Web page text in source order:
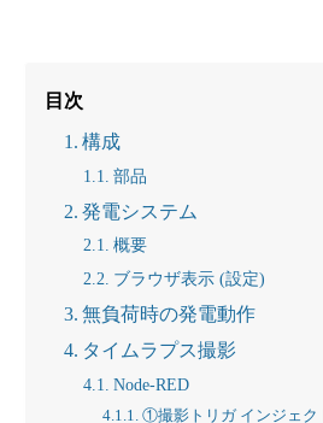
目次
構成
部品
発電システム
概要
ブラウザ表示 (設定)
無負荷時の発電動作
タイムラプス撮影
Node-RED
①撮影トリガ インジェク